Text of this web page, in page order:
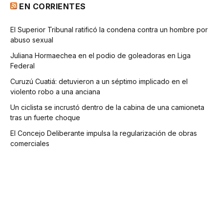
EN CORRIENTES
El Superior Tribunal ratificó la condena contra un hombre por
abuso sexual
Juliana Hormaechea en el podio de goleadoras en Liga
Federal
Curuzú Cuatiá: detuvieron a un séptimo implicado en el
violento robo a una anciana
Un ciclista se incrustó dentro de la cabina de una camioneta
tras un fuerte choque
El Concejo Deliberante impulsa la regularización de obras
comerciales